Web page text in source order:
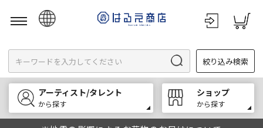
English
한국어
中文
絞り込み検索
アーティスト/タレント
から探す
ショップ
から探す